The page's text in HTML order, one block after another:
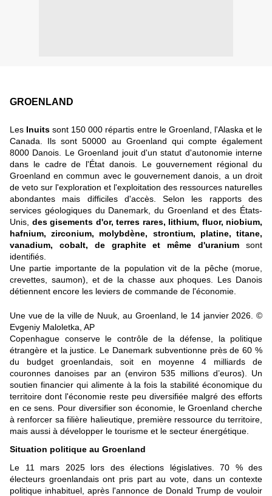
GROENLAND
Les Inuits sont 150 000 répartis entre le Groenland, l'Alaska et le
Canada. Ils sont 50000 au Groenland qui compte également
8000 Danois. Le Groenland jouit d'un statut d'autonomie interne
dans le cadre de l'État danois. Le gouvernement régional du
Groenland en commun avec le gouvernement danois, a un droit
de veto sur l'exploration et l'exploitation des ressources naturelles
abondantes mais difficiles d'accès. Selon les rapports des
services géologiques du Danemark, du Groenland et des États-
Unis, des gisements d'or, terres rares, lithium, fluor, niobium,
hafnium, zirconium, molybdène, strontium, platine, titane,
vanadium, cobalt, de graphite et même d'uranium sont
identifiés.
Une partie importante de la population vit de la pêche (morue,
crevettes, saumon), et de la chasse aux phoques. Les Danois
détiennent encore les leviers de commande de l'économie.
Une vue de la ville de Nuuk, au Groenland, le 14 janvier 2026. ©
Evgeniy Maloletka, AP
Copenhague conserve le contrôle de la défense, la politique
étrangère et la justice. Le Danemark subventionne près de 60 %
du budget groenlandais, soit en moyenne 4 milliards de
couronnes danoises par an (environ 535 millions d’euros). Un
soutien financier qui alimente à la fois la stabilité économique du
territoire dont l'économie reste peu diversifiée malgré des efforts
en ce sens. Pour diversifier son économie, le Groenland cherche
à renforcer sa filière halieutique, première ressource du territoire,
mais aussi à développer le tourisme et le secteur énergétique.
Situation politique au Groenland
Le 11 mars 2025 lors des élections législatives. 70 % des
électeurs groenlandais ont pris part au vote, dans un contexte
politique inhabituel, après l'annonce de Donald Trump de vouloir